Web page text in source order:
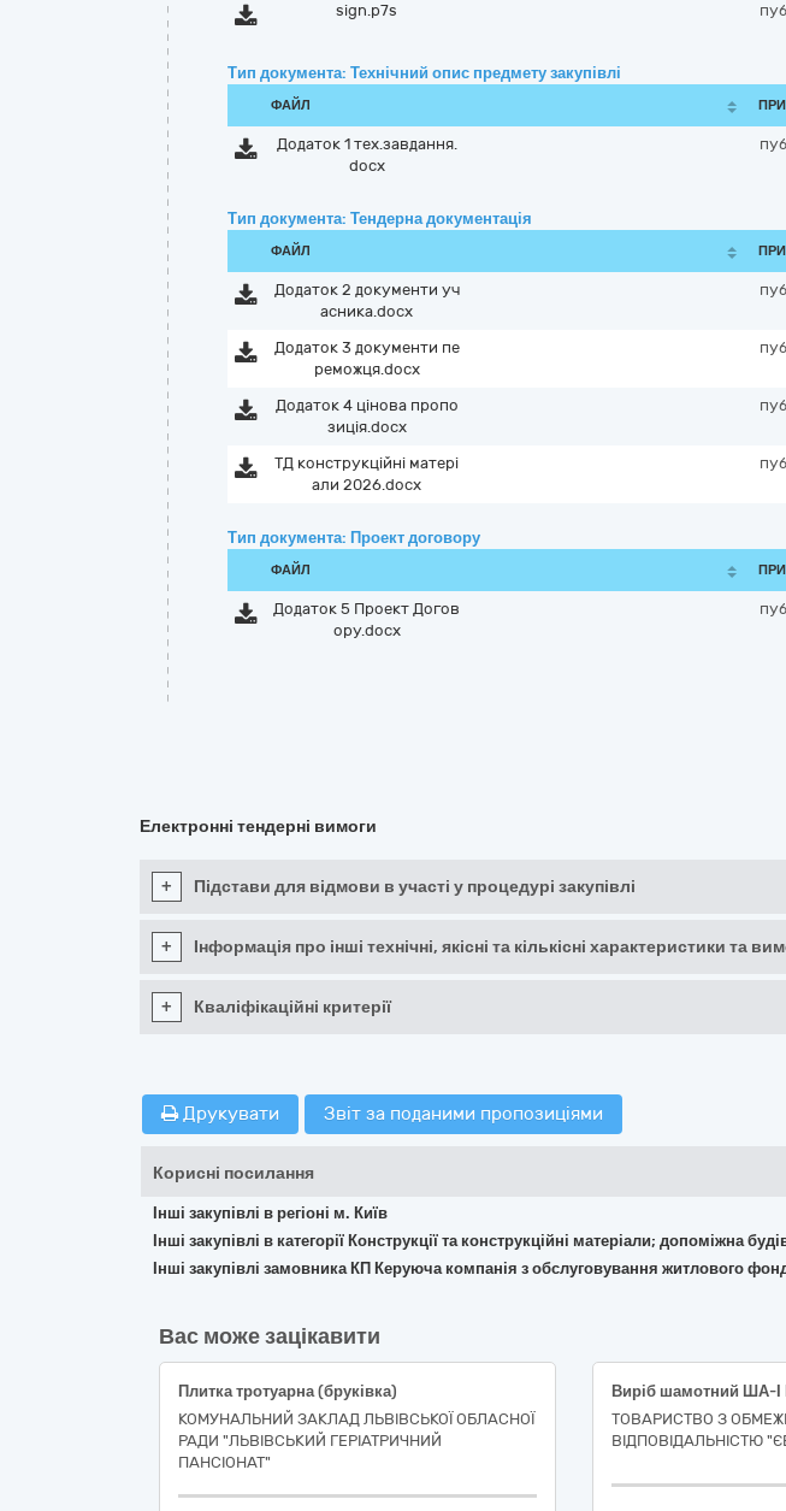
sign.p7s
Тип документа: Технічний опис предмету закупівлі
ФАЙЛ
Додаток 1 тех.завдання.
docx
Тип документа: Тендерна документація
ФАЙЛ
Додаток 2 документи уч
асника.docx
Додаток 3 документи пе
реможця.docx
Додаток 4 цінова пропо
зиція.docx
ТД конструкційні матері
али 2026.docx
Тип документа: Проект договору
ФАЙЛ
Додаток 5 Проект Догов
ору.docx
Електронні тендерні вимоги
+ Підстави для відмови в участі у процедурі закупівлі
+ Інформація про інші технічні, якісні та кількісні характеристики та
+ Кваліфікаційні критерії
Друкувати Звіт за поданими пропозиціями
Корисні посилання
Інші закупівлі в регіоні м. Київ
Інші закупівлі в категорії Конструкції та конструкційні матеріали; допоміжна
Інші закупівлі замовника КП Керуюча компанія з обслуговування житлового
Вас може зацікавити
Плитка тротуарна (бруківка)
КОМУНАЛЬНИЙ ЗАКЛАД ЛЬВІВСЬКОЇ ОБЛАСНОЇ
РАДИ "ЛЬВІВСЬКИЙ ГЕРІАТРИЧНИЙ
ПАНСІОНАТ"
ТОВАРИСТВО З
ВІДПОВІДАЛЬНІСТЮ